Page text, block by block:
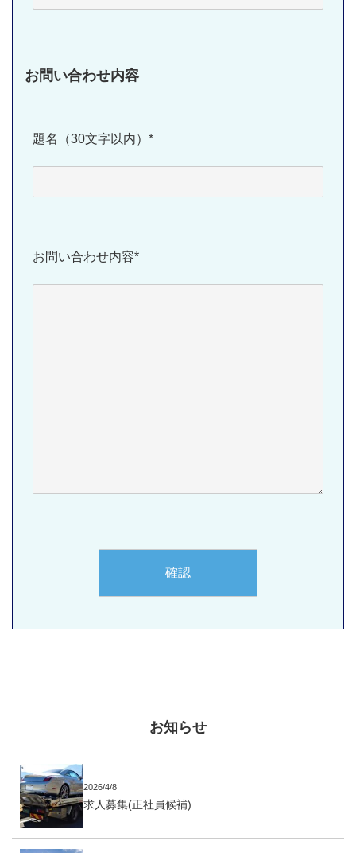
お問い合わせ内容
題名（30文字以内）*
お問い合わせ内容*
お知らせ
2026/4/8
求人募集(正社員候補)